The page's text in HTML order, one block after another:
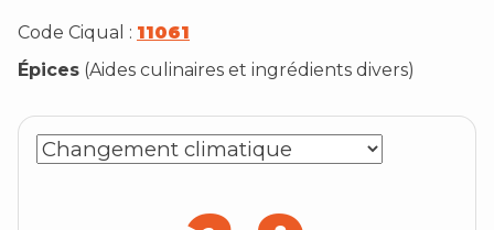
Code Ciqual : 11061
Épices (Aides culinaires et ingrédients divers)